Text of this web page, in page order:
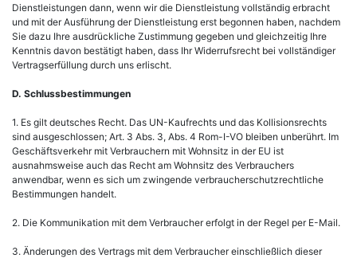
Dienstleistungen dann, wenn wir die Dienstleistung vollständig erbracht
und mit der Ausführung der Dienstleistung erst begonnen haben, nachdem
Sie dazu Ihre ausdrückliche Zustimmung gegeben und gleichzeitig Ihre
Kenntnis davon bestätigt haben, dass Ihr Widerrufsrecht bei vollständiger
Vertragserfüllung durch uns erlischt.
D. Schlussbestimmungen
1. Es gilt deutsches Recht. Das UN-Kaufrechts und das Kollisionsrechts
sind ausgeschlossen; Art. 3 Abs. 3, Abs. 4 Rom-I-VO bleiben unberührt. Im
Geschäftsverkehr mit Verbrauchern mit Wohnsitz in der EU ist
ausnahmsweise auch das Recht am Wohnsitz des Verbrauchers
anwendbar, wenn es sich um zwingende verbraucherschutzrechtliche
Bestimmungen handelt.
2. Die Kommunikation mit dem Verbraucher erfolgt in der Regel per E-Mail.
3. Änderungen des Vertrags mit dem Verbraucher einschließlich dieser